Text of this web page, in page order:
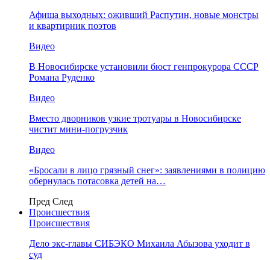
Афиша выходных: оживший Распутин, новые монстры
и квартирник поэтов
Видео
В Новосибирске установили бюст генпрокурора СССР
Романа Руденко
Видео
Вместо дворников узкие тротуары в Новосибирске
чистит мини-погрузчик
Видео
«Бросали в лицо грязный снег»: заявлениями в полицию
обернулась потасовка детей на…
Пред След
Происшествия
Происшествия
Дело экс-главы СИБЭКО Михаила Абызова уходит в
суд